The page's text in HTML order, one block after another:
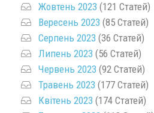
Жовтень 2023 (121 Статей)
Вересень 2023 (85 Статей)
Серпень 2023 (36 Статей)
Липень 2023 (56 Статей)
Червень 2023 (92 Статей)
Травень 2023 (177 Статей)
Квітень 2023 (174 Статей)